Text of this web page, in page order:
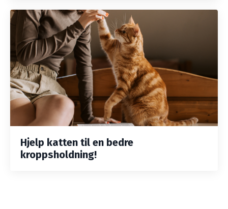
Hjelp katten til en bedre
kroppsholdning!